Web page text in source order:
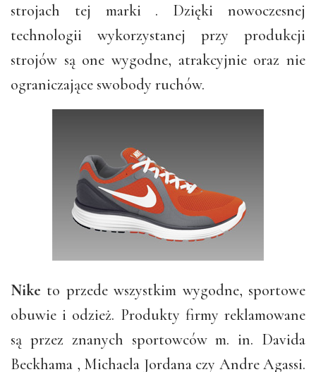
strojach tej marki . Dzięki nowoczesnej
technologii wykorzystanej przy produkcji
strojów są one wygodne, atrakcyjnie oraz nie
ograniczające swobody ruchów.
Nike to przede wszystkim wygodne, sportowe
obuwie i odzież. Produkty firmy reklamowane
są przez znanych sportowców m. in. Davida
Beckhama , Michaela Jordana czy Andre Agassi.